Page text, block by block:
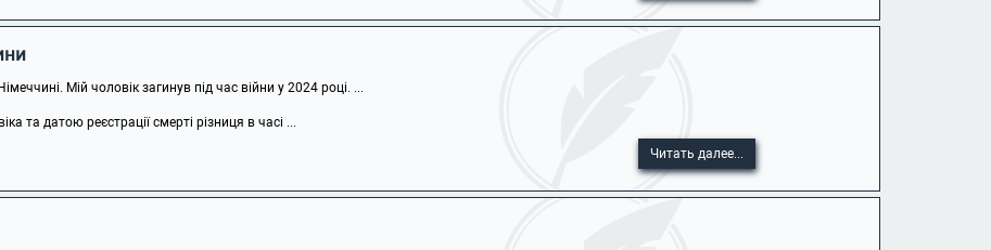
Мій чоловік загинув під час війни у 2024 році. ...
та датою реєстрації смерті різниця в часі ...
Читать далее...